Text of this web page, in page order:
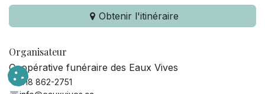
Obtenir l'itinéraire
Organisateur
Coopérative funéraire des Eaux Vives
418 862-2751